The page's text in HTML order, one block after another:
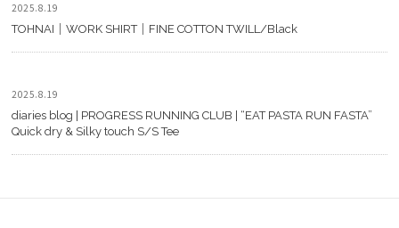
2025.8.19
TOHNAI｜WORK SHIRT｜FINE COTTON TWILL/Black
2025.8.19
diaries blog | PROGRESS RUNNING CLUB | “EAT PASTA RUN FASTA”
Quick dry & Silky touch S/S Tee